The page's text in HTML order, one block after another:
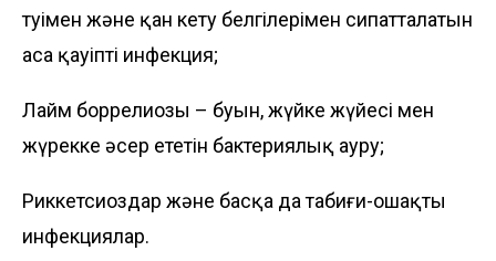
өтуімен және қан кету белгілерімен сипатталатын
аса қауіпті инфекция;
Лайм боррелиозы – буын, жүйке жүйесі мен
жүрекке әсер ететін бактериялық ауру;
Риккетсиоздар және басқа да табиғи-ошақты
инфекциялар.